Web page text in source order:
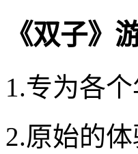
《双子》
1.专为各
2.原始的体